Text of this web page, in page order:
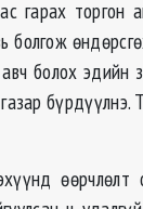
гарах
болгож
болох эдийн